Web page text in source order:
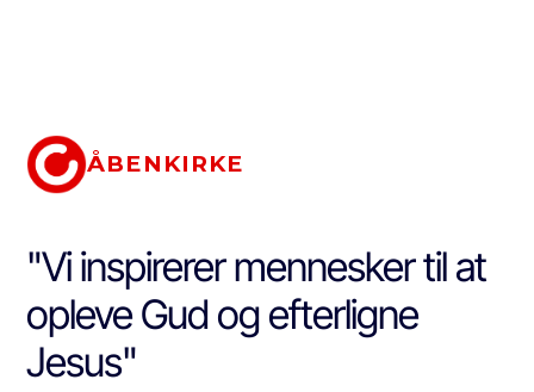
ÅBENKIRKE
"Vi inspirerer mennesker til at
opleve Gud og efterligne
Jesus"